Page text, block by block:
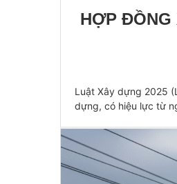
HỢP ĐỒNG
Luật Xây dựng 2025
dựng, có hiệu lực từ